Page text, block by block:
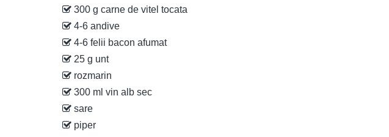
300 g carne de vitel tocata
4-6 andive
4-6 felii bacon afumat
25 g unt
rozmarin
300 ml vin alb sec
sare
piper